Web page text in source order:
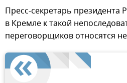
Пресс-секретарь президента
в Кремле к такой
переговорщиков относятся